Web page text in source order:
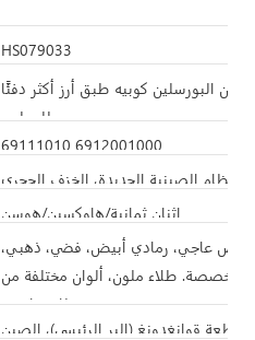
HS079033
من البورسلين كوبيه طبق أرز أكثر دفئًا
للمطعم
69111010 6912001000
الصينية الجديدة، الخزف الحجري
اثنان ثمانية/هاوكسين/هوسن
عاجي، رمادي أبيض، فضي، ذهبي،
مخصصة. طلاء ملون، ألوان مختلفة من
بطاقة بانتون.
قوانغدونغ (البر الرئيسي)، الصين